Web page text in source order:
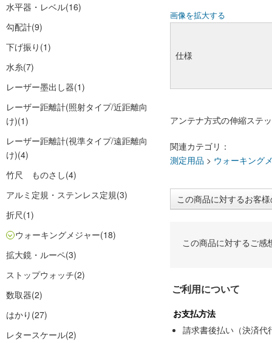
水平器・レベル(16)
勾配計(9)
下げ振り (1)
水糸(7)
レーザー墨出し器(1)
レーザー距離計(照射タイプ/近距離向
け)(1)
レーザー距離計(視準タイプ/遠距離向
け)(4)
竹尺 ものさし(4)
アルミ定規・ステンレス定規(3)
折尺(1)
ウォーキングメジャー(18)
拡大鏡・ルーペ(3)
ストップウォッチ(2)
数取器(2)
はかり (27)
レタースケール(2)
画像を拡大する
仕様
アンテナ方式の伸縮ステ
関連カテゴリ：
測定用品 > ウォーキング
この商品に対するお客
この商品に対するご感
ご利用について
お支払方法
請求書後払い（決済代